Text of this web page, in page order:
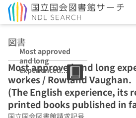
図書
Most approved
and long
experienced
water-workes /
Rowland
Vaughan. (The
English
Most approved and long
workes / Rowland Vaughan.
(The English experience, its
printed books published in
国立国会図書館請求記号